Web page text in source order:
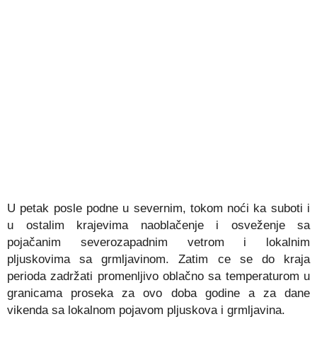
U petak posle podne u severnim, tokom noći ka suboti i
u ostalim krajevima naoblačenje i osveženje sa
pojačanim severozapadnim vetrom i lokalnim
pljuskovima sa grmljavinom. Zatim ce se do kraja
perioda zadržati promenljivo oblačno sa temperaturom u
granicama proseka za ovo doba godine a za dane
vikenda sa lokalnom pojavom pljuskova i grmljavina.